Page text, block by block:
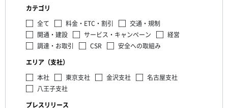
カテゴリ
全て
料金・ETC・割引
交通・規制
開通・建設
サービス・キャンペーン
経営
調達・お取引
CSR
安全への取組み
エリア（支社）
本社
東京支社 金沢支社
名古屋支社
八王子支社
プレスリリース